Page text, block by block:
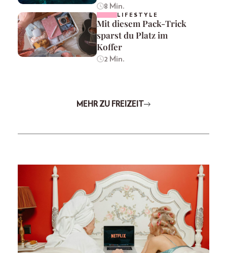
8 Min.
LIFESTYLE
Mit diesem Pack-Trick
sparst du Platz im
Koffer
2 Min.
MEHR ZU FREIZEIT